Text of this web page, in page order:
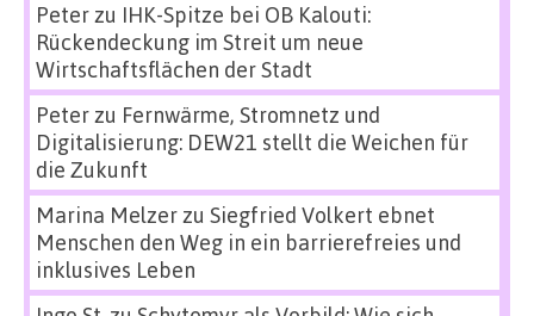
Peterzu IHK-Spitze bei OB Kalouti:
Rückendeckung im Streit um neue
Wirtschaftsflächen der Stadt
Peterzu Fernwärme, Stromnetz und
Digitalisierung: DEW21 stellt die Weichen für
die Zukunft
Marina Melzerzu Siegfried Volkert ebnet
Menschen den Weg in ein barrierefreies und
inklusives Leben